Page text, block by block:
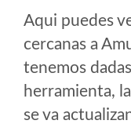
Aqui puedes
cercanas a
tenemos
herramienta,
se va